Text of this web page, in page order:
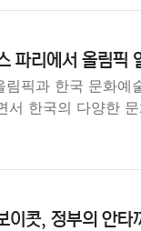
파리에서 올림픽
픽과 한국 문화예
서 한국의 다양한
이콧, 정부의 안타